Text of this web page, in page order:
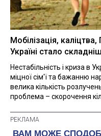
Мобілізація,
Україні стало
Нестабільність і криза в
міцної сім'ї та бажанню
велика кількість
проблема – скорочення